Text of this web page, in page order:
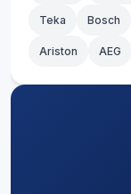
Teka Bosch
Ariston AEG